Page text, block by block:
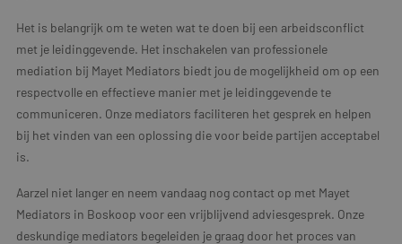
Het is belangrijk om te weten wat te doen bij een arbeidsconflict
met je leidinggevende. Het inschakelen van professionele
mediation bij Mayet Mediators biedt jou de mogelijkheid om op een
respectvolle en effectieve manier met je leidinggevende te
communiceren. Onze mediators faciliteren het gesprek en helpen
bij het vinden van een oplossing die voor beide partijen acceptabel
is.
Aarzel niet langer en neem vandaag nog contact op met Mayet
Mediators in Boskoop voor een vrijblijvend adviesgesprek. Onze
deskundige mediators begeleiden je graag door het proces van